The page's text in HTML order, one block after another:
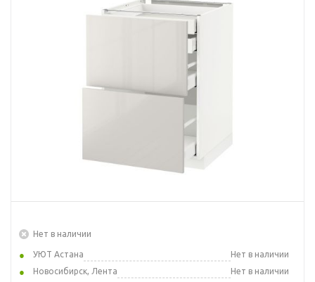
Нет в наличии
УЮТ Астана
Нет в наличии
Новосибирск, Лента
Нет в наличии